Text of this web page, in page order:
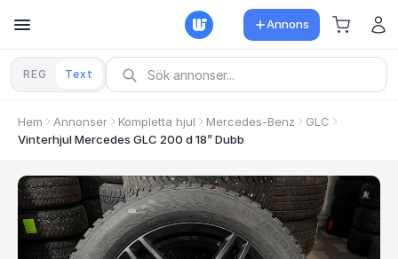
Annons
REG Text
Hem Annonser Kompletta hjul Mercedes-Benz
GLC
Vinterhjul Mercedes GLC 200 d 18” Dubb